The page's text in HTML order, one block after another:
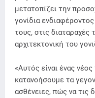
μετατοπίζει την
γονίδια
τους, στις διαταραχές
αρχιτεκτονική του
«Αυτός είναι ένας
κατανοήσουμε τα
ασθένειες, πώς να τις